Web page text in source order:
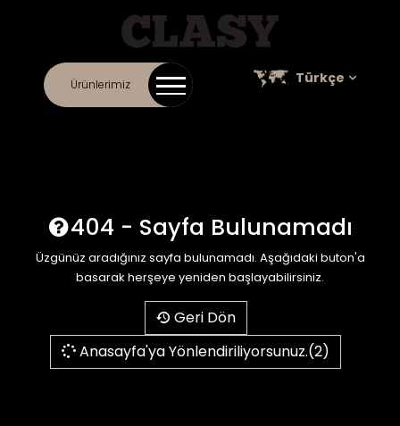
Ürünlerimiz Türkçe
404 - Sayfa Bulunamadı
Üzgünüz aradığınız sayfa bulunamadı. Aşağıdaki buton'a
basarak herşeye yeniden başlayabilirsiniz.
Geri Dön
Anasayfa'ya Yönlendiriliyorsunuz.(2)